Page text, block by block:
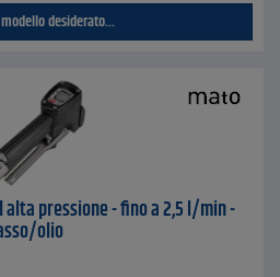
desiderato...
pressione - fino a 2,5 l/min -
olio